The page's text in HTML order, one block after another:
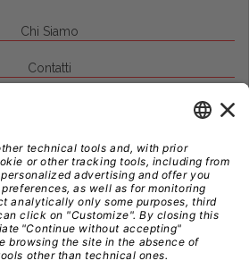
Chi Siamo
Contatti
Note Legali
Privacy
Gestione Cookie